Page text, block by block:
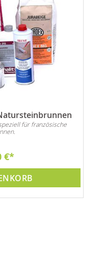
für französische
€